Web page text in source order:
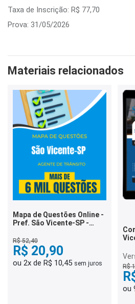
Taxa de Inscrição: R$ 77,70
Prova: 31/05/2026
Materiais relacionados
Mapa de Questões Online -
Pref. São Vicente-SP -
Questões
R$ 52,40
R$ 20,90
ou 2x de R$ 10,45 sem juros R$
ou